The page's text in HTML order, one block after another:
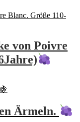
von Poivre
Ärmeln.